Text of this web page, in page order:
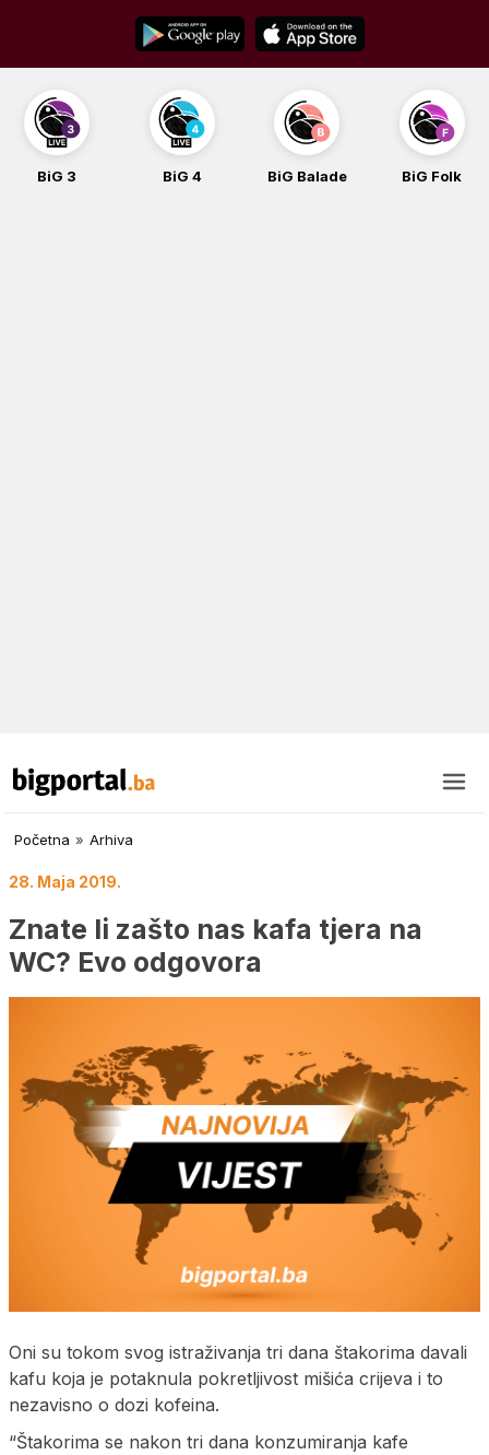
content
BiG 3 BiG 4 BiG Balade BiG Folk
Početna » Arhiva
28. Maja 2019.
Znate li zašto nas kafa tjera na
WC? Evo odgovora
Oni su tokom svog istraživanja tri dana štakorima davali
kafu koja je potaknula pokretljivost mišića crijeva i to
nezavisno o dozi kofeina.
“Štakorima se nakon tri dana konzumiranja kafe